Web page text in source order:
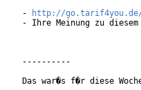
-
http://go.tarif4you.de/
- Ihre Meinung zu diesem
----------
Das war�s f�r diese